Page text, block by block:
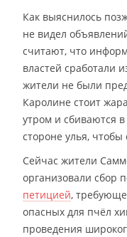
Как выяснилось
не видел
считают, что
властей сработали
жители не были
Каролине стоит
утром и сбиваются
стороне улья, чтобы
Сейчас жители
организовали сбор
петицией,
опасных для пчёл
проведения